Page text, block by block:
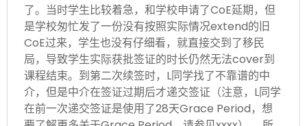
了。当时学生比较着急，和学校申请了CoE延期，但
是学校匆忙发了一份没有按照实际情况extend的旧
CoE过来，学生也没有仔细看，就直接交到了移民
局，导致学生实际获批签证的时长仍然无法cover到
课程结束。到第二次续签时，L同学找了不靠谱的中
介，但是中介在签证过期后才递交签证（注意，L同学
在前一次递交签证是使用了28天Grace Period，想